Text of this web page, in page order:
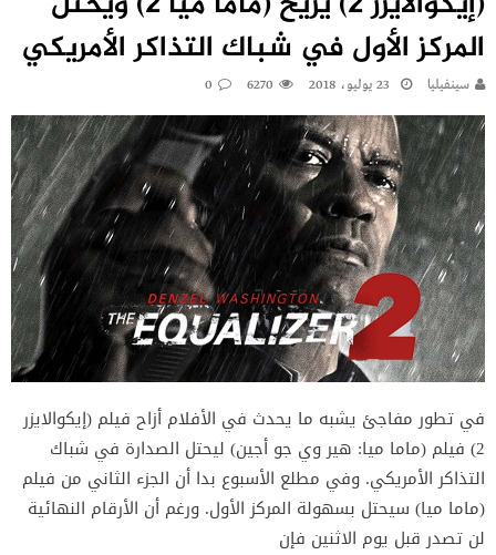
المركز الأول في شباك التذاكر الأمريكي
سينفيليا 23 يوليو، 2018 6270
0
في تطور مفاجئ يشبه ما يحدث في الأفلام أزاح فيلم (إيكوالايزر
2) فيلم (ماما ميا: هير وي جو أجين) ليحتل الصدارة في شباك
التذاكر الأمريكي. وفي مطلع الأسبوع بدا أن الجزء الثاني من فيلم
(ماما ميا) سيحتل بسهولة المركز الأول. ورغم أن الأرقام النهائية
لن تصدر قبل يوم الاثنين فإن